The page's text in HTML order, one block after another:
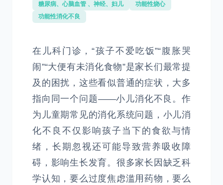
糖尿病、心脑血管 、神经、妇儿
功能性烧心
功能性消化不良
在儿科门诊，“孩子不爱吃饭”“腹胀哭
闹”“大便有未消化食物”是家长们最常提
及的困扰，这些看似普通的症状，大多
指向同一个问题——小儿消化不良。作
为儿童期常见的消化系统问题，小儿消
化不良不仅影响孩子当下的食欲与情
绪，长期忽视还可能导致营养吸收障
碍，影响生长发育。很多家长因缺乏科
学认知，要么过度焦虑滥用药物，要么